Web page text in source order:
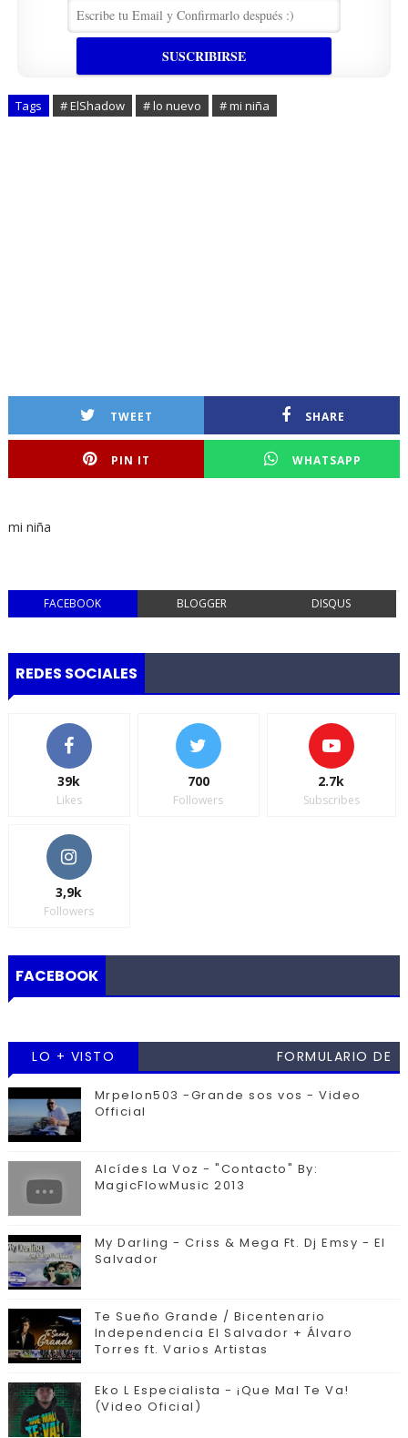
Tags # ElShadow # lo nuevo # mi niña
TWEET SHARE
PIN IT WHATSAPP
mi niña
FACEBOOK BLOGGER DISQUS
REDES SOCIALES
39k
Likes
700
Followers
2.7k
Subscribes
3,9k
Followers
FACEBOOK
LO + VISTO
FORMULARIO DE
Mrpelon503 -Grande sos vos - Video
Official
Alcídes La Voz - "Contacto" By:
MagicFlowMusic 2013
My Darling - Criss & Mega Ft. Dj Emsy - El
Salvador
Te Sueño Grande / Bicentenario
Independencia El Salvador + Álvaro
Torres ft. Varios Artistas
Eko L Especialista - ¡Que Mal Te Va!
(Video Oficial)